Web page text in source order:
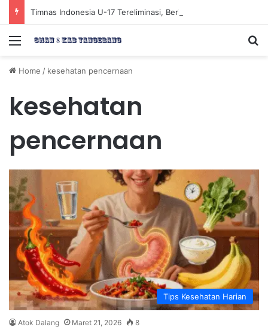
Menu
Home / kesehatan pencernaan
kesehatan
pencernaan
Tips Kesehatan Harian
Atok Dalang Maret 21, 2026 8